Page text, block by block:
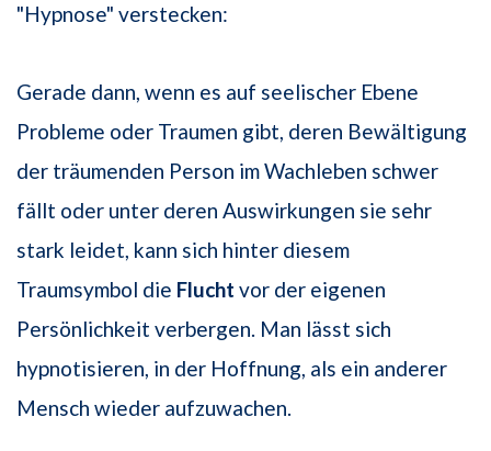
"Hypnose" verstecken:
Gerade dann, wenn es auf seelischer Ebene
Probleme oder Traumen gibt, deren Bewältigung
der träumenden Person im Wachleben schwer
fällt oder unter deren Auswirkungen sie sehr
stark leidet, kann sich hinter diesem
Traumsymbol die Flucht vor der eigenen
Persönlichkeit verbergen. Man lässt sich
hypnotisieren, in der Hoffnung, als ein anderer
Mensch wieder aufzuwachen.